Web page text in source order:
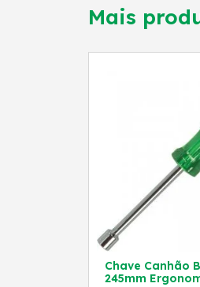
Mais
Chave Canhão
245mm